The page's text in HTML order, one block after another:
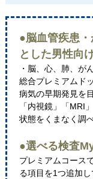
●脳血管疾患
とした男性向
・脳、心、肺、が
総合プレミアムドッ
病気の早期発見を
「内視鏡」「MRI
状態をくまなく調
●選べる検査
プレミアムコース
る項目を1つ追加